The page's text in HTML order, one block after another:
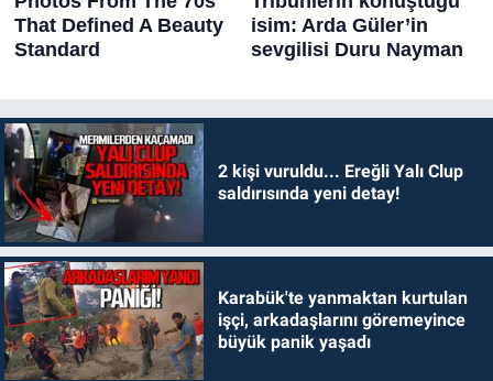
2 kişi vuruldu... Ereğli Yalı Clup
saldırısında yeni detay!
Karabük'te yanmaktan kurtulan
işçi, arkadaşlarını göremeyince
büyük panik yaşadı